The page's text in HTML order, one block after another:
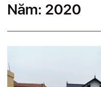
Năm: 2020